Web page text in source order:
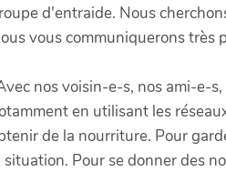
d'entraide. Nous
vous communiquerons très
nos voisin-e-s, nos ami-e-
en utilisant les
de la nourriture. Pour
situation. Pour se donner des